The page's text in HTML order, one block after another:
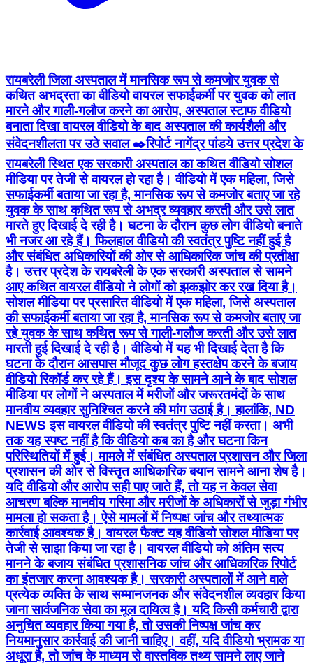
रायबरेली जिला अस्पताल में मानसिक रूप से कमजोर युवक से
कथित अभद्रता का वीडियो वायरल सफाईकर्मी पर युवक को लात
मारने और गाली-गलौज करने का आरोप, अस्पताल स्टाफ वीडियो
बनाता दिखा वायरल वीडियो के बाद अस्पताल की कार्यशैली और
संवेदनशीलता पर उठे सवाल ✒️रिपोर्ट नागेंद्र पांडये उत्तर प्रदेश के
रायबरेली स्थित एक सरकारी अस्पताल का कथित वीडियो सोशल
मीडिया पर तेजी से वायरल हो रहा है। वीडियो में एक महिला, जिसे
सफाईकर्मी बताया जा रहा है, मानसिक रूप से कमजोर बताए जा रहे
युवक के साथ कथित रूप से अभद्र व्यवहार करती और उसे लात
मारते हुए दिखाई दे रही है। घटना के दौरान कुछ लोग वीडियो बनाते
भी नजर आ रहे हैं। फिलहाल वीडियो की स्वतंत्र पुष्टि नहीं हुई है
और संबंधित अधिकारियों की ओर से आधिकारिक जांच की प्रतीक्षा
है। उत्तर प्रदेश के रायबरेली के एक सरकारी अस्पताल से सामने
आए कथित वायरल वीडियो ने लोगों को झकझोर कर रख दिया है।
सोशल मीडिया पर प्रसारित वीडियो में एक महिला, जिसे अस्पताल
की सफाईकर्मी बताया जा रहा है, मानसिक रूप से कमजोर बताए जा
रहे युवक के साथ कथित रूप से गाली-गलौज करती और उसे लात
मारती हुई दिखाई दे रही है। वीडियो में यह भी दिखाई देता है कि
घटना के दौरान आसपास मौजूद कुछ लोग हस्तक्षेप करने के बजाय
वीडियो रिकॉर्ड कर रहे हैं। इस दृश्य के सामने आने के बाद सोशल
मीडिया पर लोगों ने अस्पताल में मरीजों और जरूरतमंदों के साथ
मानवीय व्यवहार सुनिश्चित करने की मांग उठाई है। हालांकि, ND
NEWS इस वायरल वीडियो की स्वतंत्र पुष्टि नहीं करता। अभी
तक यह स्पष्ट नहीं है कि वीडियो कब का है और घटना किन
परिस्थितियों में हुई। मामले में संबंधित अस्पताल प्रशासन और जिला
प्रशासन की ओर से विस्तृत आधिकारिक बयान सामने आना शेष है।
यदि वीडियो और आरोप सही पाए जाते हैं, तो यह न केवल सेवा
आचरण बल्कि मानवीय गरिमा और मरीजों के अधिकारों से जुड़ा गंभीर
मामला हो सकता है। ऐसे मामलों में निष्पक्ष जांच और तथ्यात्मक
कार्रवाई आवश्यक है। वायरल फैक्ट यह वीडियो सोशल मीडिया पर
तेजी से साझा किया जा रहा है। वायरल वीडियो को अंतिम सत्य
मानने के बजाय संबंधित प्रशासनिक जांच और आधिकारिक रिपोर्ट
का इंतजार करना आवश्यक है। सरकारी अस्पतालों में आने वाले
प्रत्येक व्यक्ति के साथ सम्मानजनक और संवेदनशील व्यवहार किया
जाना सार्वजनिक सेवा का मूल दायित्व है। यदि किसी कर्मचारी द्वारा
अनुचित व्यवहार किया गया है, तो उसकी निष्पक्ष जांच कर
नियमानुसार कार्रवाई की जानी चाहिए। वहीं, यदि वीडियो भ्रामक या
अधूरा है, तो जांच के माध्यम से वास्तविक तथ्य सामने लाए जाने